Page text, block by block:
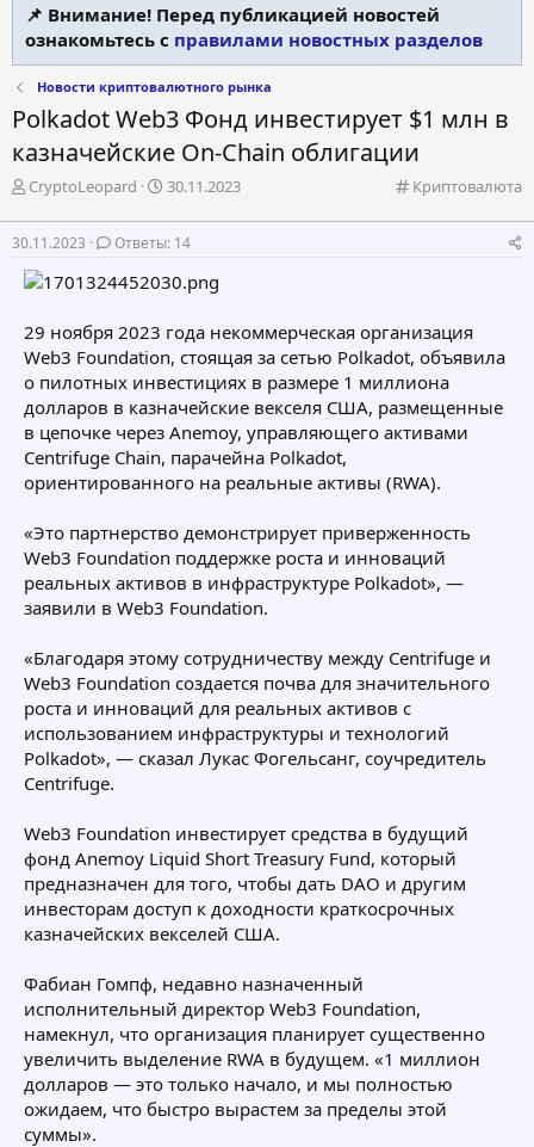
📌 Внимание! Перед публикацией новостей
ознакомьтесь с правилами новостных разделов
Новости криптовалютного рынка
Polkadot Web3 Фонд инвестирует $1 млн в
казначейские On-Chain облигации
К
т
и
я
Криптовалюта
А
т
о
р
т
м
ы
CryptoLeopard
Д
т
а
а
а
л
а
30.11.2023
30.11.2023 Ответы: 14
29 ноября 2023 года некоммерческая организация
Web3 Foundation, стоящая за сетью Polkadot, объявила
о пилотных инвестициях в размере 1 миллиона
долларов в казначейские векселя США, размещенные
в цепочке через Anemoy, управляющего активами
Centrifuge Chain, парачейна Polkadot,
ориентированного на реальные активы (RWA).
«Это партнерство демонстрирует приверженность
Web3 Foundation поддержке роста и инноваций
реальных активов в инфраструктуре Polkadot», —
заявили в Web3 Foundation.
«Благодаря этому сотрудничеству между Centrifuge и
Web3 Foundation создается почва для значительного
роста и инноваций для реальных активов с
использованием инфраструктуры и технологий
Polkadot», — сказал Лукас Фогельсанг, соучредитель
Centrifuge.
Web3 Foundation инвестирует средства в будущий
фонд Anemoy Liquid Short Treasury Fund, который
предназначен для того, чтобы дать DAO и другим
инвесторам доступ к доходности краткосрочных
казначейских векселей США.
Фабиан Гомпф, недавно назначенный
исполнительный директор Web3 Foundation,
намекнул, что организация планирует существенно
увеличить выделение RWA в будущем. «1 миллион
долларов — это только начало, и мы полностью
ожидаем, что быстро вырастем за пределы этой
суммы».